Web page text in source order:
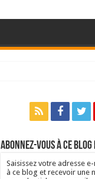
Abonnez-vous à ce
Saisissez votre adresse
à ce blog et recevoir une